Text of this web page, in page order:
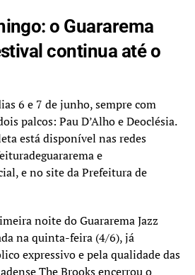
o Guararema
continua até o
6 e 7 de junho, sempre com
palcos: Pau D’Alho e Deoclésia.
está disponível nas redes
e
e no site da Prefeitura de
noite do Guararema Jazz
na quinta-feira (4/6), já
expressivo e pela qualidade das
The Brooks encerrou o